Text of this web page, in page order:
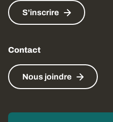
S'inscrire
Contact
Nous joindre